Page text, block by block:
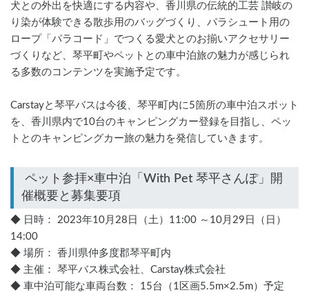
犬との外出を快適にする内容や、香川県の伝統的工芸 讃岐の
り染が体験できる散歩用のバッグづくり、パラシュート用の
ロープ「パラコード」でつくる愛犬とのお揃いアクセサリー
づくりなど、琴平町やペットとの車中泊旅の魅力が感じられ
る多数のコンテンツを実施予定です。
Carstayと琴平バスは今後、琴平町内に5箇所の車中泊スポット
を、香川県内で10台のキャンピングカー登録を目指し、ペッ
トとのキャンピングカー旅の魅力を発信していきます。
ペット参拝×車中泊「With Pet 琴平さんぽ」開
◆ 日時： 2023年10月28日（土）11:00 ～10月29日（日）
14:00
◆ 場所： 香川県仲多度郡琴平町内
◆ 主催： 琴平バス株式会社、Carstay株式会社
◆ 車中泊可能な車両台数： 15台（1区画5.5m×2.5m）予定